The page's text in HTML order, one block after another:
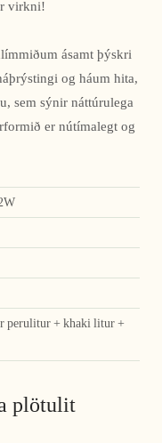
virkni!
ásamt þýskri
og háum hita,
sem sýnir náttúrulega
er nútímalegt og
perulitur + khaki litur +
plötulit